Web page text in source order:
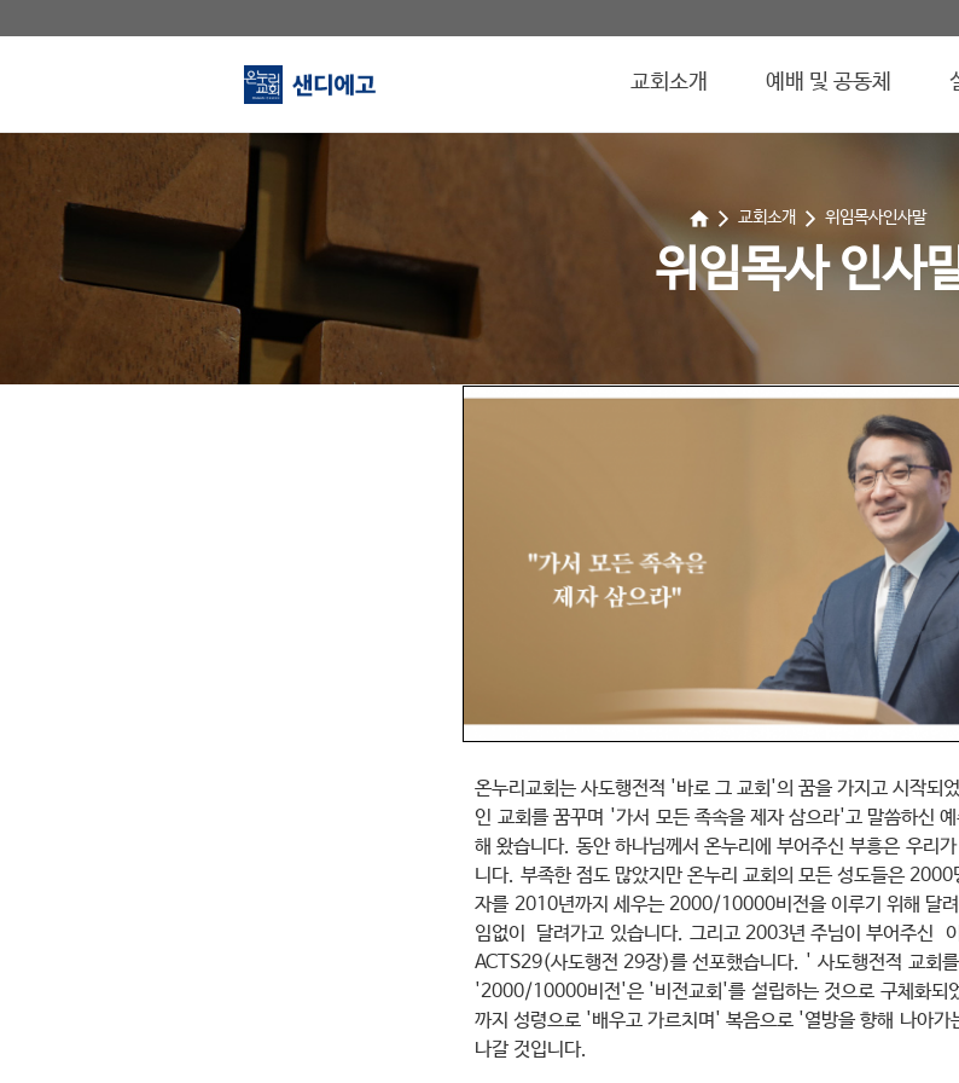
교회소개 예배 및 공동체
교회소개 위임목사인사말
위임목사 인사
온누리교회는 사도행전적 '바로 그 교회'의 꿈을 가지고 시작되
인 교회를 꿈꾸며 '가서 모든 족속을 제자 삼으라'고 말씀하신
해 왔습니다. 동안 하나님께서 온누리에 부어주신 부흥은 우리
니다. 부족한 점도 많았지만 온누리 교회의 모든 성도들은
자를 2010년까지 세우는 2000/10000비전을 이루기 위해 달
임없이 달려가고 있습니다. 그리고 2003년 주님이 부어주신
ACTS29(사도행전 29장)를 선포했습니다. ' 사도행전적 교회
'2000/10000비전'은 '비전교회'를 설립하는 것으로 구체화되
까지 성령으로 '배우고 가르치며' 복음으로 '열방을 향해 나아
나갈 것입